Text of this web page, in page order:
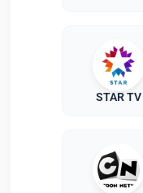
STAR TV